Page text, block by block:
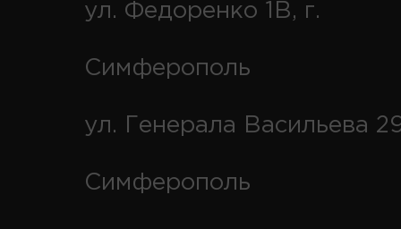
ул. Федоренко 1В, г.
Симферополь
ул. Генерала Васильева
Симферополь